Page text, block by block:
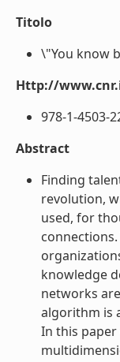
Titolo
\"You know
Http://
978-1-4503-
Abstract
Finding
revolution,
used, for
knowledge
networks
algorithm is
In this